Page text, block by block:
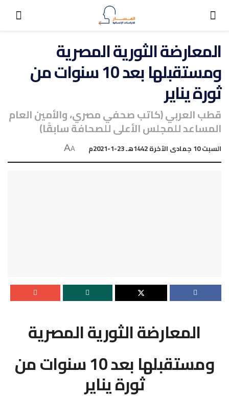
المعارضة الثورية المصرية
ومستقبلها بعد 10 سنوات من
ثورة يناير
قطب العربي (كاتب صحفي مصري، والأمين العام
المساعد للمجلس الأعلى للصحافة سابقًا)
السبت 10 جمادى الآخرة 1442هـ 23-1-2021م A
A
المعارضة الثورية المصرية
ومستقبلها بعد 10 سنوات من
ثورة يناير